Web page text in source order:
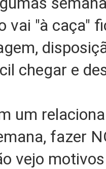
vai "à caça"
chegar e
um
fazer
vejo